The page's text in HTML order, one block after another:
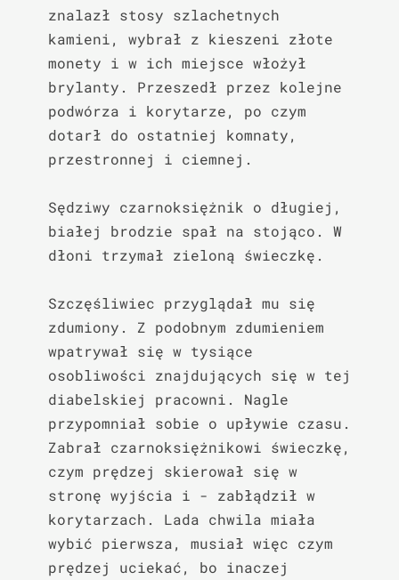
znalazł stosy szlachetnych
kamieni, wybrał z kieszeni złote
monety i w ich miejsce włożył
brylanty. Przeszedł przez kolejne
podwórza i korytarze, po czym
dotarł do ostatniej komnaty,
przestronnej i ciemnej.
Sędziwy czarnoksiężnik o długiej,
białej brodzie spał na stojąco. W
dłoni trzymał zieloną świeczkę.
Szczęśliwiec przyglądał mu się
zdumiony. Z podobnym zdumieniem
wpatrywał się w tysiące
osobliwości znajdujących się w tej
diabelskiej pracowni. Nagle
przypomniał sobie o upływie czasu.
Zabrał czarnoksiężnikowi świeczkę,
czym prędzej skierował się w
stronę wyjścia i - zabłądził w
korytarzach. Lada chwila miała
wybić pierwsza, musiał więc czym
prędzej uciekać, bo inaczej